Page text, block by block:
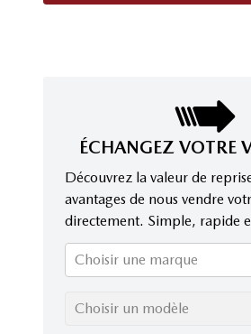
ÉCHANGEZ VOTRE
Découvrez la valeur de
avantages de nous vendre
directement. Simple, rapide
Choisir une marque
Choisir un modèle